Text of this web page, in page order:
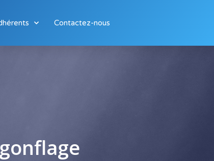
Contactez-nous